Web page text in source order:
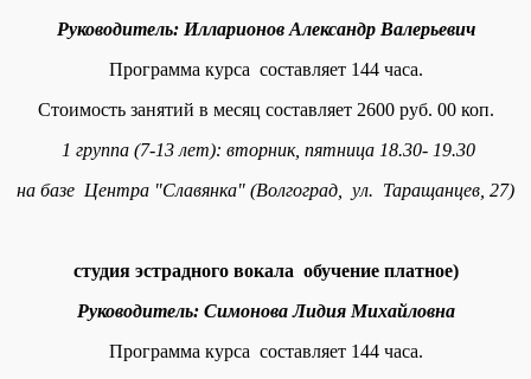
Руководитель: Илларионов Александр Валерьевич
Программа курса составляет 144 часа.
Стоимость занятий в месяц составляет 2600 руб. 00 коп.
1 группа (7-13 лет): вторник, пятница 18.30- 19.30
на базе Центра "Славянка" (Волгоград, ул. Таращанцев, 27)
студия эстрадного вокала обучение платное)
Руководитель: Симонова Лидия Михайловна
Программа курса составляет 144 часа.